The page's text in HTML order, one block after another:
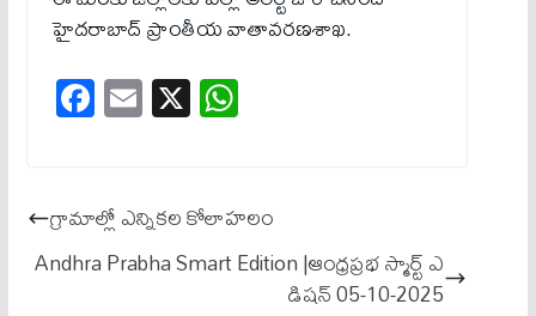
హైదరాబాద్‌ ప్రాంతీయ వాతావరణశాఖ.
Fa
ce
ok
E
m
X W
ha
A
pp
గ్రామాల్లో ఎన్నిక‌ల‌ కోలాహలం
Andhra Prabha Smart Edition |ఆంధ్ర‌ప్ర‌భ స్మార్ట్ ఎ
డిష‌న్ 05-10-2025